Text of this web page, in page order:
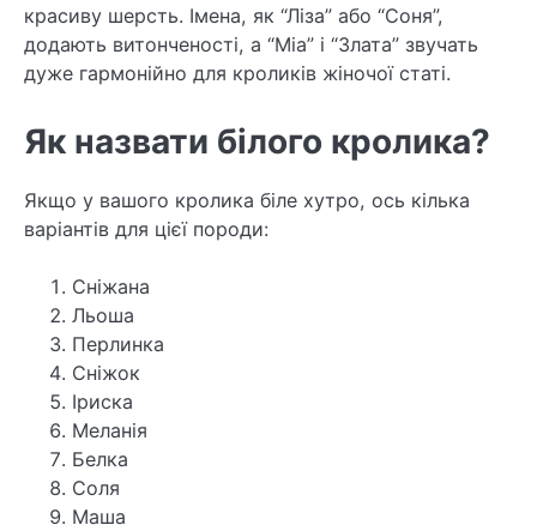
красиву шерсть. Імена, як “Ліза” або “Соня”,
додають витонченості, а “Міа” і “Злата” звучать
дуже гармонійно для кроликів жіночої статі.
Як назвати білого кролика?
Якщо у вашого кролика біле хутро, ось кілька
варіантів для цієї породи:
Сніжана
Льоша
Перлинка
Сніжок
Іриска
Меланія
Белка
Соля
Маша